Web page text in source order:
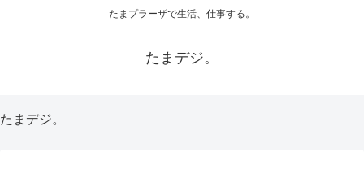
たまプラーザで生活、仕事する。
たまデジ。
たまデジ。